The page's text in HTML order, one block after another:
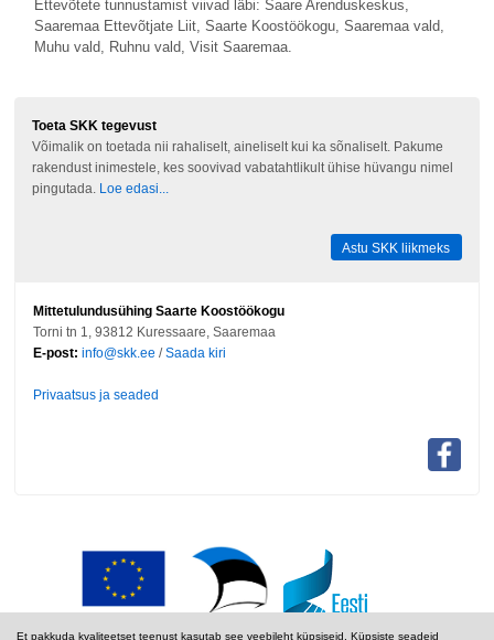
Et pakkuda kvaliteetset teenust kasutab see veebileht küpsiseid. Küpsiste seadeid
Ettevõtete tunnustamist viivad läbi: Saare Arenduskeskus,
Saaremaa Ettevõtjate Liit, Saarte Koostöökogu, Saaremaa vald,
Muhu vald, Ruhnu vald, Visit Saaremaa.
Toeta SKK tegevust
Võimalik on toetada nii rahaliselt, aineliselt kui ka sõnaliselt. Pakume
rakendust inimestele, kes soovivad vabatahtlikult ühise hüvangu nimel
pingutada.
Loe edasi...
Astu SKK liikmeks
Mittetulundusühing Saarte Koostöökogu
Torni tn 1, 93812 Kuressaare, Saaremaa
E-post: info@skk.ee /Saada kiri
Privaatsus ja seaded